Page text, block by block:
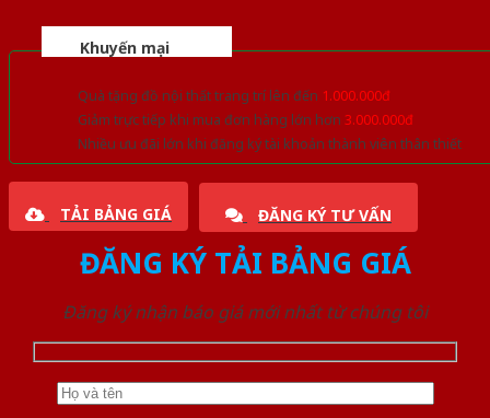
Khuyến mại
Quà tặng đồ nội thất trang trí lên đến 1.000.000đ
Giảm trực tiếp khi mua đơn hàng lớn hơn 3.000.000đ
Nhiều ưu đãi lớn khi đăng ký tài khoản thành viên thân thiết
TẢI BẢNG GIÁ ĐĂNG KÝ TƯ VẤN
ĐĂNG KÝ TẢI BẢNG GIÁ
Đăng ký nhận báo giá mới nhất từ chúng tôi